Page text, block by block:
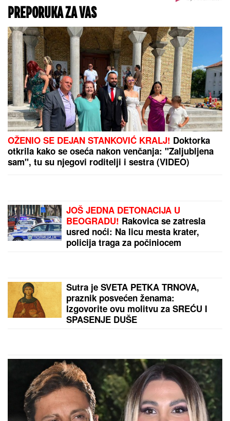
PORODICOM U GRČKOJ!
Bojana grmi u kupaćem, pevačica se
sunča: Oglasila se sa jahte, ovako se
baškare (FOTO)
posebnim razlogom, emocije je
savladale: "Prošlo je 10 godina"